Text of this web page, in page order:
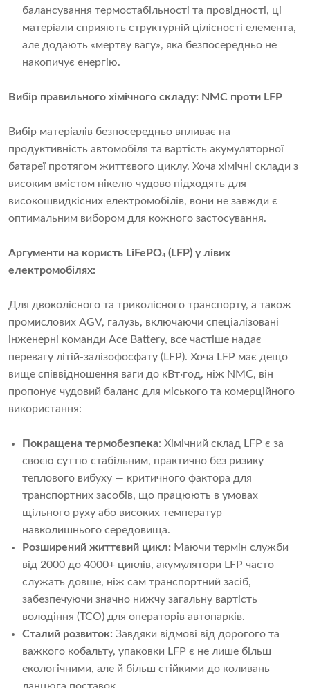
балансування термостабільності та провідності, ці
матеріали сприяють структурній цілісності елемента,
але додають «мертву вагу», яка безпосередньо не
накопичує енергію.
Вибір правильного хімічного складу: NMC проти LFP
Вибір матеріалів безпосередньо впливає на
продуктивність автомобіля та вартість акумуляторної
батареї протягом життєвого циклу. Хоча хімічні склади з
високим вмістом нікелю чудово підходять для
високошвидкісних електромобілів, вони не завжди є
оптимальним вибором для кожного застосування.
Аргументи на користь LiFePO₄ (LFP) у лівих
електромобілях:
Для двоколісного та триколісного транспорту, а також
промислових AGV, галузь, включаючи спеціалізовані
інженерні команди Ace Battery, все частіше надає
перевагу літій-залізофосфату (LFP). Хоча LFP має дещо
вище співвідношення ваги до кВт·год, ніж NMC, він
пропонує чудовий баланс для міського та комерційного
використання:
Покращена термобезпека: Хімічний склад LFP є за
своєю суттю стабільним, практично без ризику
теплового вибуху — критичного фактора для
транспортних засобів, що працюють в умовах
щільного руху або високих температур
навколишнього середовища.
Розширений життєвий цикл: Маючи термін служби
від 2000 до 4000+ циклів, акумулятори LFP часто
служать довше, ніж сам транспортний засіб,
забезпечуючи значно нижчу загальну вартість
володіння (TCO) для операторів автопарків.
Сталий розвиток: Завдяки відмові від дорогого та
важкого кобальту, упаковки LFP є не лише більш
екологічними, але й більш стійкими до коливань